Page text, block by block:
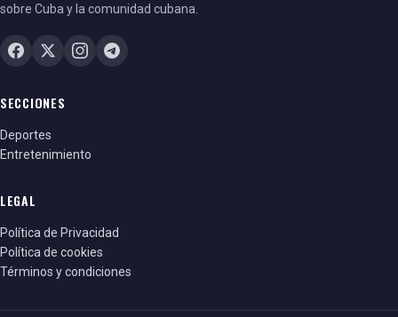
sobre Cuba y la comunidad cubana.
SECCIONES
Deportes
Entretenimiento
LEGAL
Política de Privacidad
Política de cookies
Términos y condiciones